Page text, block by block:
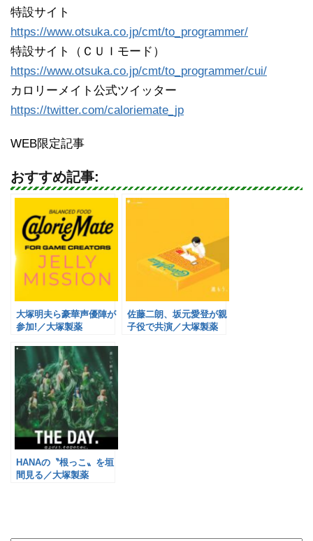
特設サイト
https://www.otsuka.co.jp/cmt/to_programmer/
特設サイト（ＣＵＩモード）
https://www.otsuka.co.jp/cmt/to_programmer/cui/
カロリーメイト公式ツイッター
https://twitter.com/caloriemate_jp
WEB限定記事
おすすめ記事:
大塚明夫ら豪華声優陣が
参加!／大塚製薬
佐藤二朗、坂元愛登が親
子役で共演／大塚製薬
HANAの〝根っこ〟を垣
間見る／大塚製薬